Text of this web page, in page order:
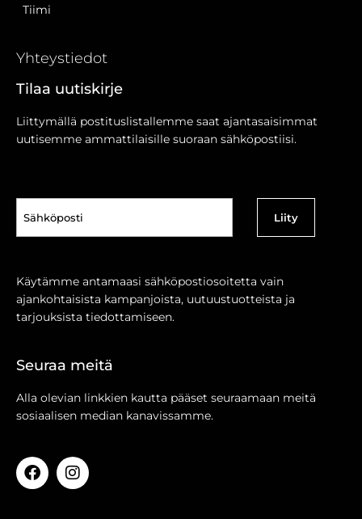
Tiimi
Yhteystiedot
Tilaa uutiskirje
Liittymällä postituslistallemme saat ajantasaisimmat
uutisemme ammattilaisille suoraan sähköpostiisi.
(Pakollinen)
Käytämme antamaasi sähköpostiosoitetta vain
ajankohtaisista kampanjoista, uutuustuotteista ja
tarjouksista tiedottamiseen.
Seuraa meitä
Alla olevian linkkien kautta pääset seuraamaan meitä
sosiaalisen median kanavissamme.